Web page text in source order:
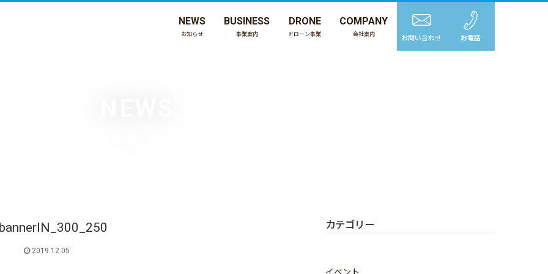
NEWS
お知らせ
BUSINESS
事業案内
DRONE
ドローン事業
COMPANY
会社案内
お問い合わせ お電話
2019.12.05
カテゴリー